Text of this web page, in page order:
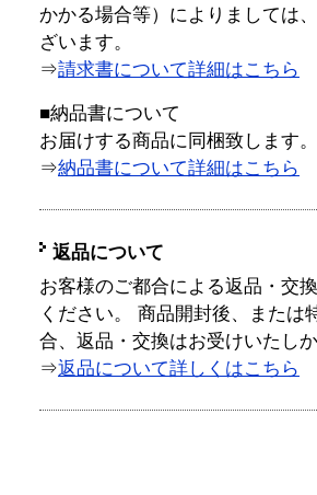
かかる場合等）によりましては
ざいます。
⇒請求書について詳細はこちら
■納品書について
お届けする商品に同梱致します。
⇒納品書について詳細はこちら
返品について
お客様のご都合による返品・交
ください。 商品開封後、または
合、返品・交換はお受けいたし
⇒返品について詳しくはこちら